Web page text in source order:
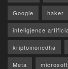
Google haker
inteligjence
kriptomonedha
Meta microsoft